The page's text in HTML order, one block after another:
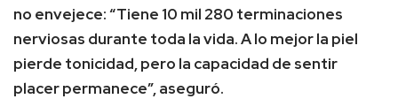
no envejece: “Tiene 10 mil 280 terminaciones
nerviosas durante toda la vida. A lo mejor la piel
pierde tonicidad, pero la capacidad de sentir
placer permanece”, aseguró.